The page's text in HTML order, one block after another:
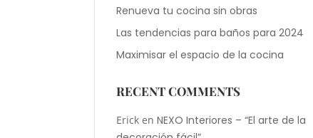
Renueva tu cocina sin obras
Las tendencias para baños para 2024
Maximisar el espacio de la cocina
RECENT COMMENTS
Erick enNEXO Interiores – “El arte de la